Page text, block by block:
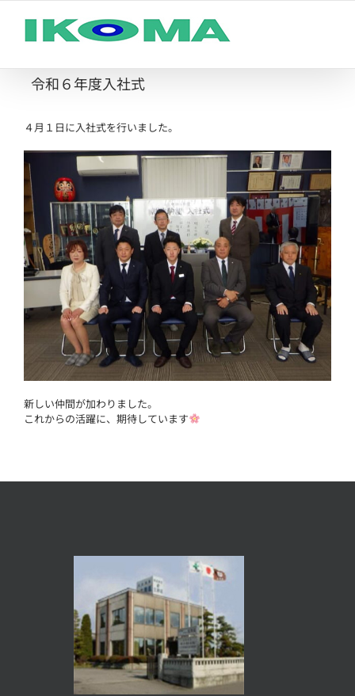
令和６年度入社式
４月１日に入社式を行いました。
新しい仲間が加わりました。
これからの活躍に、期待しています